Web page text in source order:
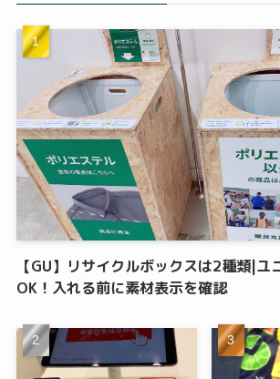
【GU】リサイクルボックスは2種類|ユ
OK！入れる前に素材表示を確認